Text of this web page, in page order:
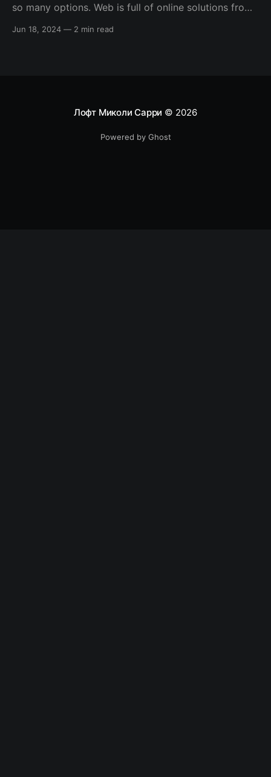
so many options. Web is full of online solutions from
applications. But what about quality? All this free and
Jun 18, 2024 — 2 min read
Лофт Миколи Сарри © 2026
Powered by Ghost